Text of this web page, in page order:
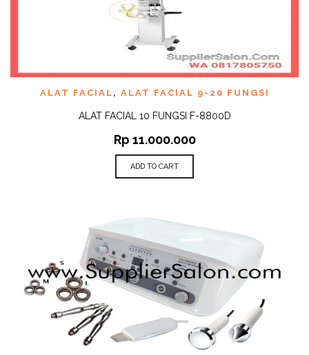
ALAT FACIAL , ALAT FACIAL 9-20 FUNGSI
ALAT FACIAL 10 FUNGSI F-8800D
Rp 11.000.000
ADD TO CART